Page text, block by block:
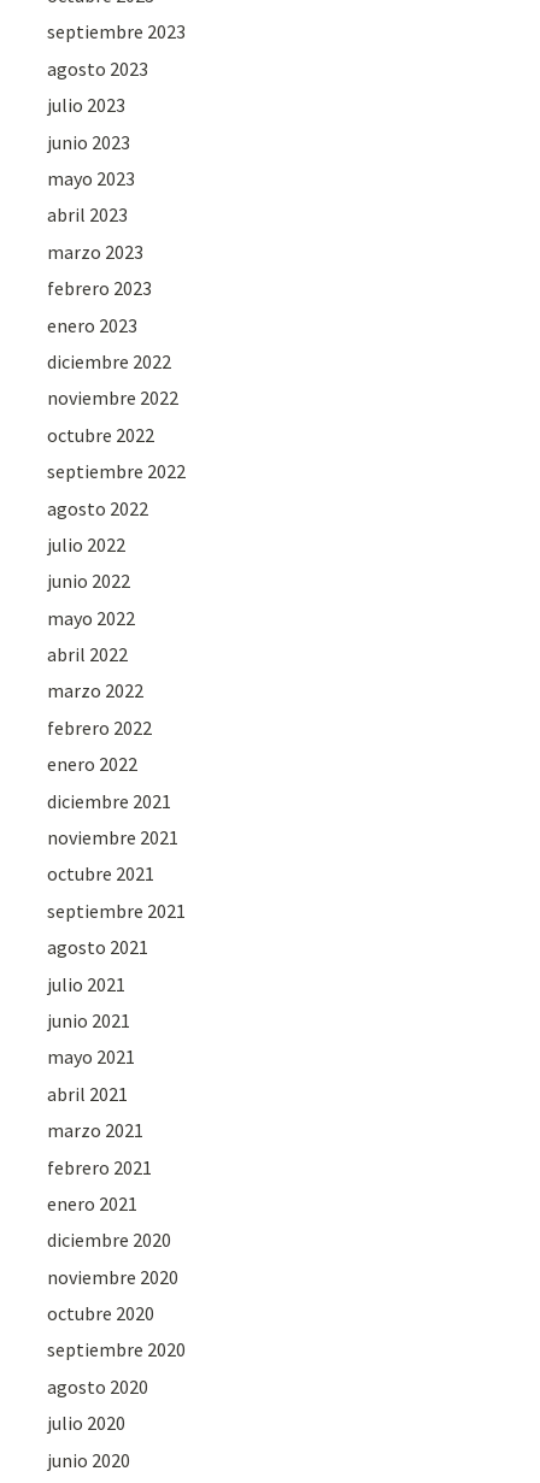
septiembre 2023
agosto 2023
julio 2023
junio 2023
mayo 2023
abril 2023
marzo 2023
febrero 2023
enero 2023
diciembre 2022
noviembre 2022
octubre 2022
septiembre 2022
agosto 2022
julio 2022
junio 2022
mayo 2022
abril 2022
marzo 2022
febrero 2022
enero 2022
diciembre 2021
noviembre 2021
octubre 2021
septiembre 2021
agosto 2021
julio 2021
junio 2021
mayo 2021
abril 2021
marzo 2021
febrero 2021
enero 2021
diciembre 2020
noviembre 2020
octubre 2020
septiembre 2020
agosto 2020
julio 2020
junio 2020